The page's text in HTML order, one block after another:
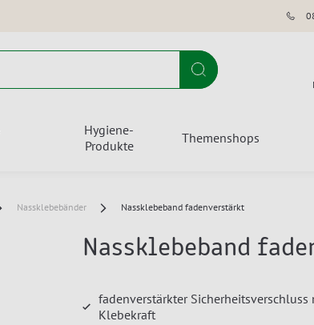
Suche
Hygiene-
Produkte
Themenshops
Nassklebebänder Nassklebeband fadenverstärkt
Nassklebeband
fadenverstärkter
Klebekraft